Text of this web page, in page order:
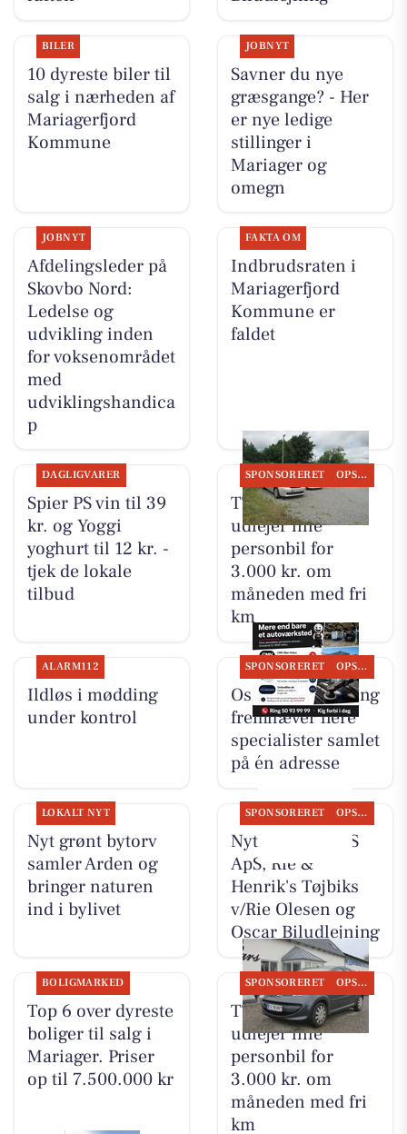
BILER
10 dyreste biler til
salg i nærheden af
Mariagerfjord
Kommune
JOBNYT
Savner du nye
græsgange? - Her
er nye ledige
stillinger i
Mariager og
omegn
JOBNYT
Afdelingsleder på
Skovbo Nord:
Ledelse og
udvikling inden
for voksenområdet
med
udviklingshandica
p
FAKTA OM
Indbrudsraten i
Mariagerfjord
Kommune er
faldet
DAGLIGVARER
Spier PS vin til 39
kr. og Yoggi
yoghurt til 12 kr. -
tjek de lokale
tilbud
SPONSORERET OPSLAGSTAVLEN
TT CARS ApS
udlejer lille
personbil for
3.000 kr. om
måneden med fri
km
ALARM112
Ildløs i mødding
under kontrol
SPONSORERET OPSLAGSTAVLEN
Oscar Biludlejning
fremhæver flere
specialister samlet
på én adresse
LOKALT NYT
Nyt grønt bytorv
samler Arden og
bringer naturen
ind i bylivet
SPONSORERET OPSLAGSTAVLEN
Nyt fra TT CARS
ApS, Rie &
Henrik's Tøjbiks
v/Rie Olesen og
Oscar Biludlejning
BOLIGMARKED
Top 6 over dyreste
boliger til salg i
Mariager. Priser
op til 7.500.000 kr
SPONSORERET OPSLAGSTAVLEN
TT CARS ApS
udlejer lille
personbil for
3.000 kr. om
måneden med fri
km